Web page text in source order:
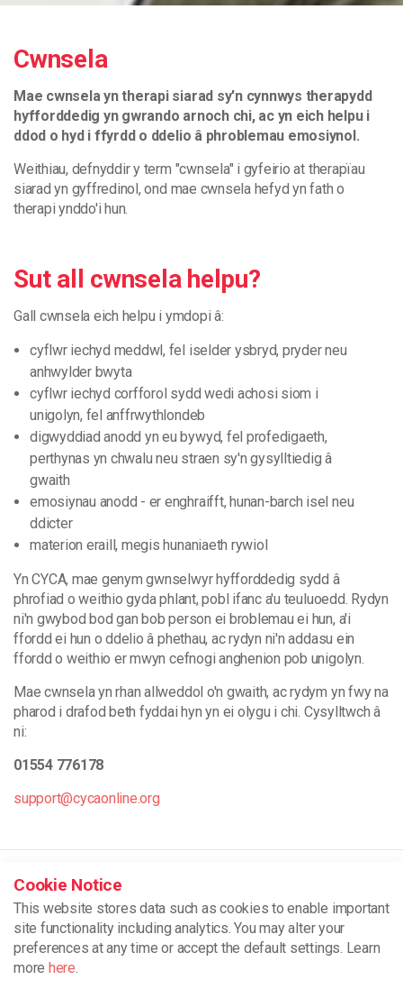
Cwnsela
Mae cwnsela yn therapi siarad sy'n cynnwys therapydd
hyfforddedig yn gwrando arnoch chi, ac yn eich helpu i
ddod o hyd i ffyrdd o ddelio â phroblemau emosiynol.
Weithiau, defnyddir y term "cwnsela" i gyfeirio at therapïau
siarad yn gyffredinol, ond mae cwnsela hefyd yn fath o
therapi ynddo'i hun.
Sut all cwnsela helpu?
Gall cwnsela eich helpu i ymdopi â:
cyflwr iechyd meddwl, fel iselder ysbryd, pryder neu
anhwylder bwyta
cyflwr iechyd corfforol sydd wedi achosi siom i
unigolyn, fel anffrwythlondeb
digwyddiad anodd yn eu bywyd, fel profedigaeth,
perthynas yn chwalu neu straen sy'n gysylltiedig â
gwaith
emosiynau anodd - er enghraifft, hunan-barch isel neu
ddicter
materion eraill, megis hunaniaeth rywiol
Yn CYCA, mae genym gwnselwyr hyfforddedig sydd â
phrofiad o weithio gyda phlant, pobl ifanc a'u teuluoedd. Rydyn
ni'n gwybod bod gan bob person ei broblemau ei hun, a'i
ffordd ei hun o ddelio â phethau, ac rydyn ni'n addasu ein
ffordd o weithio er mwyn cefnogi anghenion pob unigolyn.
Mae cwnsela yn rhan allweddol o'n gwaith, ac rydym yn fwy na
pharod i drafod beth fyddai hyn yn ei olygu i chi. Cysylltwch â
ni:
01554 776178
support@cycaonline.org
Ein Prosiectau
Counselling Services
Cookie Notice
This website stores data such as cookies to enable important
site functionality including analytics. You may alter your
preferences at any time or accept the default settings. Learn
more here.